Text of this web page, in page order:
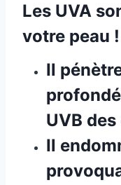
Les UVA
votre peau !
Il
UVB
Il